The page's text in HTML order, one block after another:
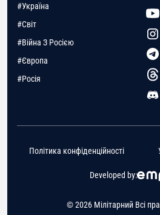
#Україна
#Світ
#Війна З Росією
#Європа
#Росія
© 2026 Мілітарний Всі
Developed by:
Політика конфіденційності